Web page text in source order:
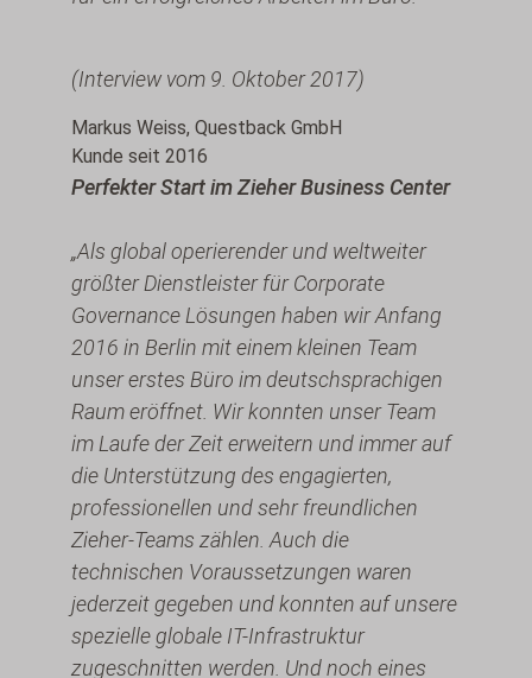
(Interview vom 9. Oktober 2017)
Markus Weiss, Questback GmbH
Kunde seit 2016
Perfekter Start im Zieher Business Center
„Als global operierender und weltweiter
größter Dienstleister für Corporate
Governance Lösungen haben wir Anfang
2016 in Berlin mit einem kleinen Team
unser erstes Büro im deutschsprachigen
Raum eröffnet. Wir konnten unser Team
im Laufe der Zeit erweitern und immer auf
die Unterstützung des engagierten,
professionellen und sehr freundlichen
Zieher-Teams zählen. Auch die
technischen Voraussetzungen waren
jederzeit gegeben und konnten auf unsere
spezielle globale IT-Infrastruktur
zugeschnitten werden. Und noch eines